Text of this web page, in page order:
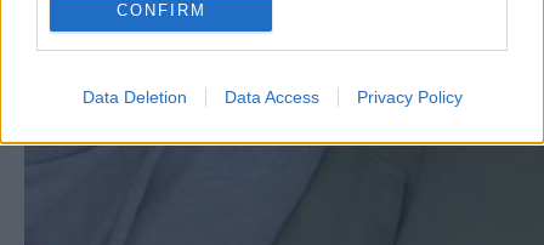
CONFIRM
Data Deletion Data Access Privacy Policy